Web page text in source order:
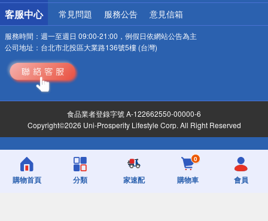
客服中心 常見問題 服務公告 意見信箱
服務時間： 週一至週日 09:00-21:00，例假日依網站公告為主
公司地址： 台北市北投區大業路136號5樓 (台灣)
食品業者登錄字號 A-122662550-00000-6
Copyright©2026 Uni-Prosperity Lifestyle Corp. All Right Reserved
購物首頁 分類 家速配
0
購物車 會員